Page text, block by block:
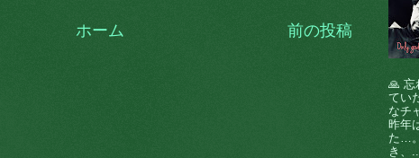
前の投稿
ホーム
🙏 忘
てい
なチ
昨年
た…
き、